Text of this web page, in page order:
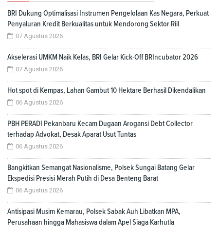
BRI Dukung Optimalisasi Instrumen Pengelolaan Kas Negara, Perkuat
Penyaluran Kredit Berkualitas untuk Mendorong Sektor Riil
07 Agustus 2026
Akselerasi UMKM Naik Kelas, BRI Gelar Kick-Off BRIncubator 2026
07 Agustus 2026
Hot spot di Kempas, Lahan Gambut 10 Hektare Berhasil Dikendalikan
06 Agustus 2026
PBH PERADI Pekanbaru Kecam Dugaan Arogansi Debt Collector
terhadap Advokat, Desak Aparat Usut Tuntas
06 Agustus 2026
Bangkitkan Semangat Nasionalisme, Polsek Sungai Batang Gelar
Ekspedisi Presisi Merah Putih di Desa Benteng Barat
06 Agustus 2026
Antisipasi Musim Kemarau, Polsek Sabak Auh Libatkan MPA,
Perusahaan hingga Mahasiswa dalam Apel Siaga Karhutla